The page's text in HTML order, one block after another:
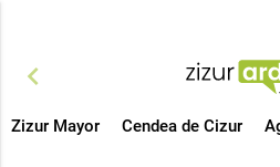
chevron_left
Zizur Mayor Cendea de Cizur